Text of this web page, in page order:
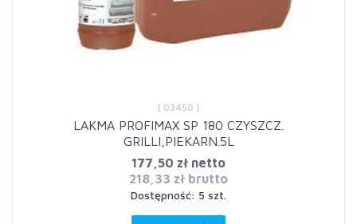
[ 03450 ]
LAKMA PROFIMAX SP 180 CZYSZCZ.
GRILLI,PIEKARN.5L
177,50 zł netto
218,33 zł brutto
Dostępność: 5 szt.